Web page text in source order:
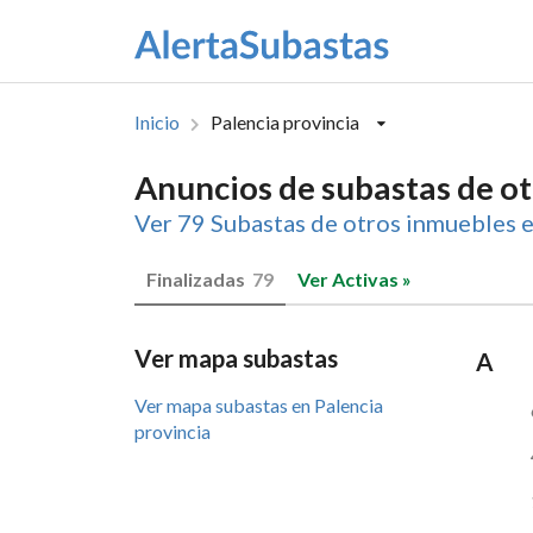
Inicio Palencia provincia
Anuncios de subastas de
Ver 79 Subastas de otros inmuebles
Finalizadas 79 Ver Activas »
Ver mapa subastas
Ver mapa subastas en Palencia
provincia
A